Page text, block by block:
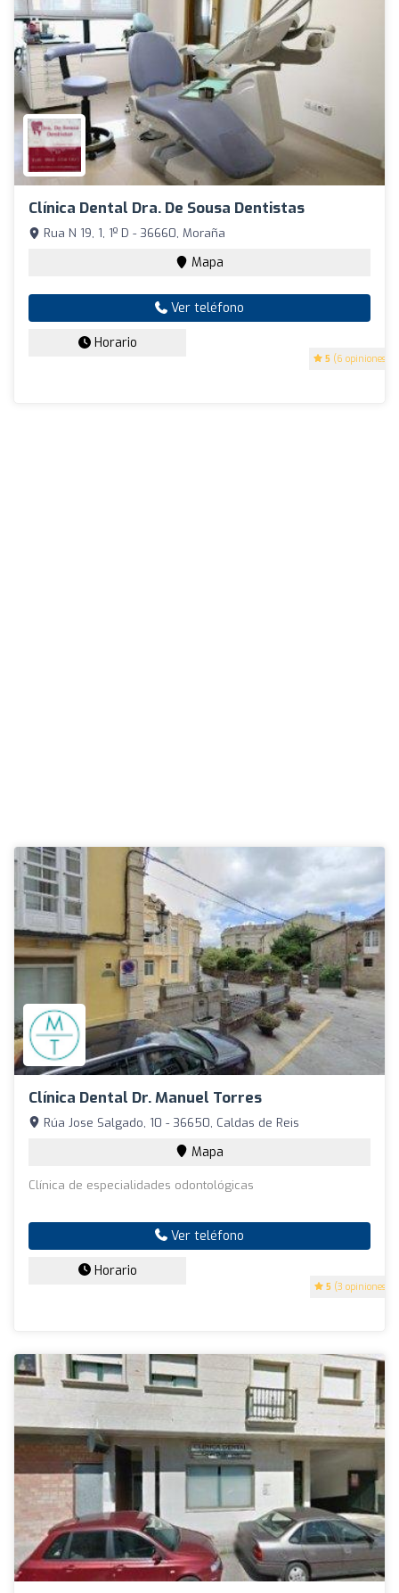
Clínica Dental Dra. De Sousa Dentistas
5 (6 opiniones)
Rua N 19, 1, 1º D - 36660, Moraña
Mapa
Ver teléfono
Horario
Clínica Dental Dr. Manuel Torres
5 (3 opiniones)
Rúa Jose Salgado, 10 - 36650, Caldas de Reis
Mapa
Clínica de especialidades odontológicas
Ver teléfono
Horario